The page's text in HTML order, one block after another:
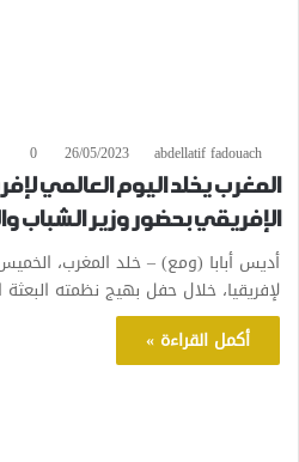
abdellatif fadouach
26/05/2023
0
المغرب يخلد اليوم العالمي
الإفريقي بحضور وزير الشباب
أديس أبابا (ومع) – خلد المغرب، الخميس
لإفريقيا، خلال حفل بهيج نظمته
أكمل القراءة »